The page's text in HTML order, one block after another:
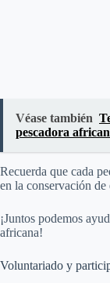
Véase también
pescadora
Recuerda que cada
en la conservación de
¡Juntos podemos
africana!
Voluntariado y